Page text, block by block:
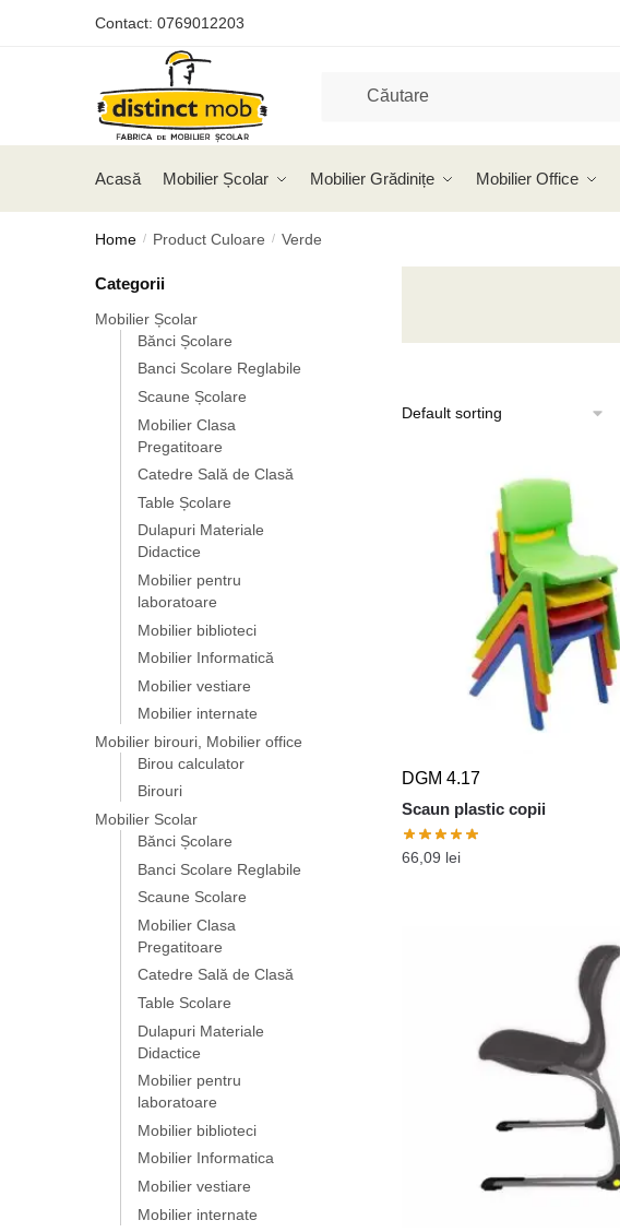
Contact: 0769012203
Acasă Mobilier Școlar Mobilier Grădinițe Mobilier Office
Home / Product Culoare / Verde
DGM 4.17
Scaun plastic copii
66,09 lei
Categorii
Mobilier Școlar
Bănci Școlare
Banci Scolare Reglabile
Scaune Școlare
Mobilier Clasa
Pregatitoare
Catedre Sală de Clasă
Table Școlare
Dulapuri Materiale
Didactice
Mobilier pentru
laboratoare
Mobilier biblioteci
Mobilier Informatică
Mobilier vestiare
Mobilier internate
Mobilier birouri, Mobilier office
Birou calculator
Birouri
Mobilier Scolar
Bănci Școlare
Banci Scolare Reglabile
Scaune Scolare
Mobilier Clasa
Pregatitoare
Catedre Sală de Clasă
Table Scolare
Dulapuri Materiale
Didactice
Mobilier pentru
laboratoare
Mobilier biblioteci
Mobilier Informatica
Mobilier vestiare
Mobilier internate